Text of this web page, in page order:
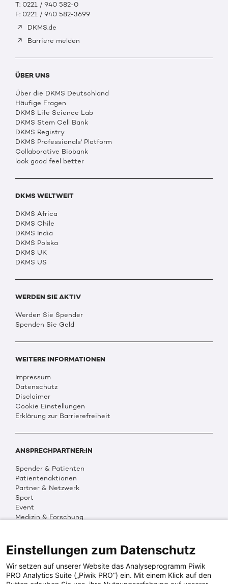
T: 0221 / 940 582-0
F: 0221 / 940 582-3699
DKMS.de
Barriere melden
ÜBER UNS
Über die DKMS Deutschland
Häufige Fragen
DKMS Life Science Lab
DKMS Stem Cell Bank
DKMS Registry
DKMS Professionals' Platform
Collaborative Biobank
look good feel better
DKMS WELTWEIT
DKMS Africa
DKMS Chile
DKMS India
DKMS Polska
DKMS UK
DKMS US
WERDEN SIE AKTIV
Werden Sie Spender
Spenden Sie Geld
WEITERE INFORMATIONEN
Impressum
Datenschutz
Disclaimer
Cookie Einstellungen
Erklärung zur Barrierefreiheit
ANSPRECHPARTNER:IN
Spender & Patienten
Patientenaktionen
Partner & Netzwerk
Sport
Event
Medizin & Forschung
Multimedia
Social Media
Einstellungen zum Datenschutz
Wir setzen auf unserer Website das Analyseprogramm Piwik
PRO Analytics Suite („Piwik PRO“) ein. Mit einem Klick auf den